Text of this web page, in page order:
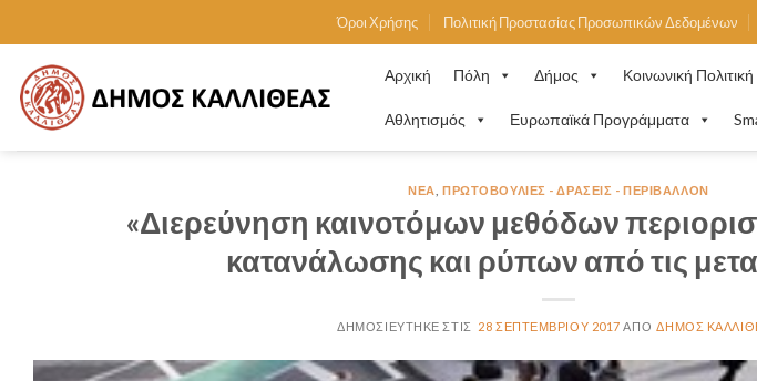
to
content
Όροι Χρήσης Πολιτική Προστασίας Προσωπικών Δεδομένων
Αρχική Πόλη Δήμος Κοινωνική Πολιτική
Αθλητισμός Ευρωπαϊκά Προγράμματα
ΝΈΑ ,ΠΡΩΤΟΒΟΥΛΊΕΣ - ΔΡΆΣΕΙΣ - ΠΕΡΙΒΆΛΛΟΝ
«Διερεύνηση καινοτόμων μεθόδων
κατανάλωσης και ρύπων από τις
28 ΣΕΠΤΕΜΒΡΊΟΥ 2017 ΔΉΜΟΣ